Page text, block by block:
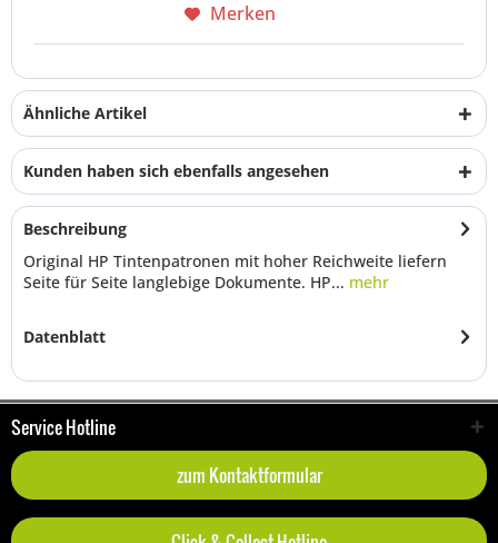
Merken
Ähnliche Artikel
Kunden haben sich ebenfalls angesehen
Beschreibung
Original HP Tintenpatronen mit hoher Reichweite liefern
Seite für Seite langlebige Dokumente. HP... mehr
Datenblatt
Service Hotline
zum Kontaktformular